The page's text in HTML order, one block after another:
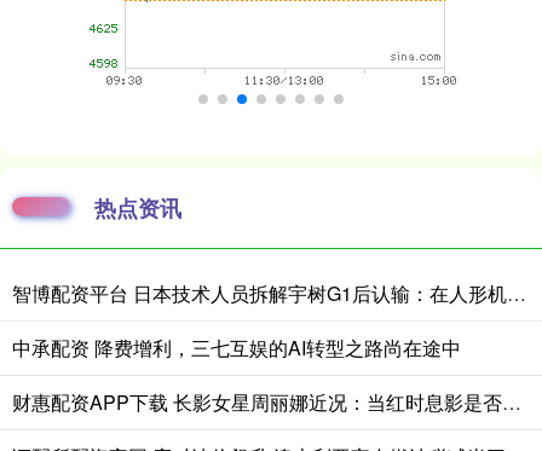
热点资讯
智博配资平台 日本技术人员拆解宇树G1后认输：在人形机器人领域，日本想在短时间内缩小与中国的差距“恐怕并不现实”
中承配资 降费增利，三七互娱的AI转型之路尚在途中
财惠配资APP下载 长影女星周丽娜近况：当红时息影是否与迟志强入狱有关？如今67岁